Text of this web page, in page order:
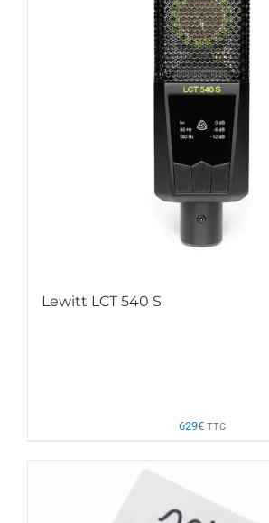
Lewitt LCT 540 S
629€ TTC